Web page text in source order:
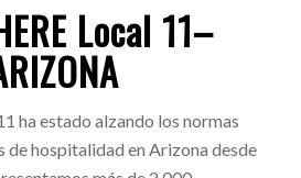
Local 11–
ha estado alzando los normas
de hospitalidad en Arizona desde